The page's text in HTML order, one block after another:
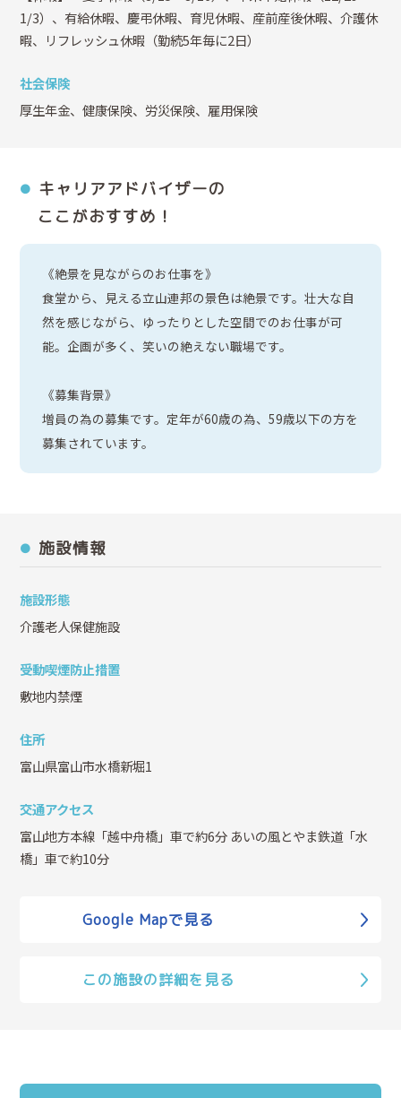
1/3）、有給休暇、慶弔休暇、育児休暇、産前産後休暇、介護休
暇、リフレッシュ休暇（勤続5年毎に2日）
社会保険
厚生年金、健康保険、労災保険、雇用保険
キャリアアドバイザーの
ここがおすすめ！
《絶景を見ながらのお仕事を》
食堂から、見える立山連邦の景色は絶景です。壮大な自
然を感じながら、ゆったりとした空間でのお仕事が可
能。企画が多く、笑いの絶えない職場です。
《募集背景》
増員の為の募集です。定年が60歳の為、59歳以下の方を
募集されています。
施設情報
施設形態
介護老人保健施設
受動喫煙防止措置
敷地内禁煙
住所
富山県富山市水橋新堀1
交通アクセス
富山地方本線「越中舟橋」車で約6分 あいの風とやま鉄道「水
橋」車で約10分
Google Mapで見る
この施設の詳細を見る